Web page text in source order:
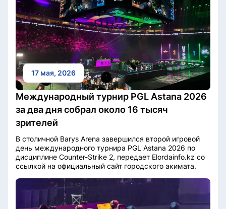
17 мая, 2026
Международный турнир PGL Astana 2026
за два дня собрал около 16 тысяч
зрителей
В столичной Barys Arena завершился второй игровой
день международного турнира PGL Astana 2026 по
дисциплине Counter-Strike 2, передает Elordainfo.kz со
ссылкой на официальный сайт городского акимата.